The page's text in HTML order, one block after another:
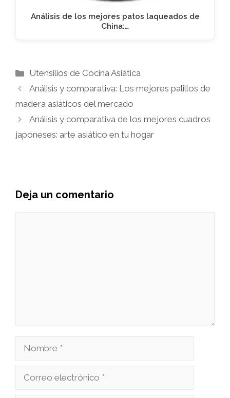
Análisis de los mejores patos laqueados de
China:…
Categorías
Utensilios de Cocina Asiática
Análisis y comparativa: Los mejores palillos de
madera asiáticos del mercado
Análisis y comparativa de los mejores cuadros
japoneses: arte asiático en tu hogar
Deja un comentario
Nombre
Correo